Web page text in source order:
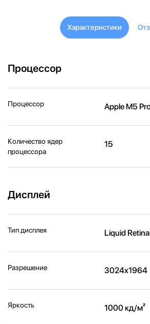
Характеристики
Процессор
Процессор Apple M5
Количество ядер
процессора
15
Дисплей
Тип дисплея Liquid
Разрешение 3024x1964
Яркость 1000 кд/м²